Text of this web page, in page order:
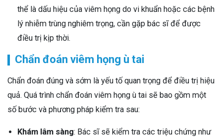
thể là dấu hiệu của viêm họng do vi khuẩn hoặc các bệnh
lý nhiễm trùng nghiêm trọng, cần gặp bác sĩ để được
điều trị kịp thời.
Chẩn đoán viêm họng ù tai
Chẩn đoán đúng và sớm là yếu tố quan trọng để điều trị hiệu
quả. Quá trình chẩn đoán viêm họng ù tai sẽ bao gồm một
số bước và phương pháp kiểm tra sau:
Khám lâm sàng: Bác sĩ sẽ kiểm tra các triệu chứng như